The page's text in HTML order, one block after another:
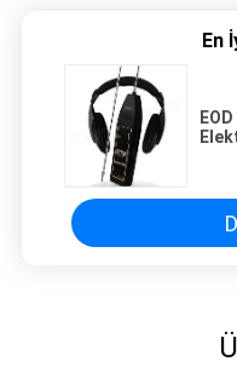
En